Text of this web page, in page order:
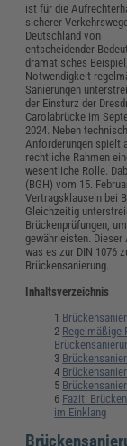
ist für die
sicherer
Deutschland von
entscheidender
dramatisches
Notwendigkeit
Sanierungen
der Einsturz der
Carolabrücke im
2024. Neben
Anforderungen spielt
rechtliche Rahmen
wesentliche Rolle.
(BGH) vom 15.
Vertragsklauseln bei
Gleichzeitig
Brückenprüfungen,
gewährleisten.
was es zur DIN 1076
Brückensanierung.
Inhaltsverzeichnis
Regelmäßige
Fazit:
im Einklang